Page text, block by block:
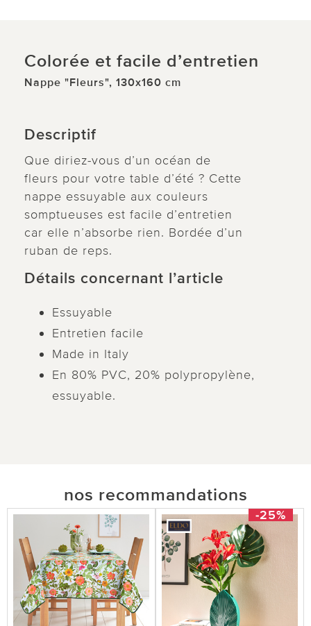
Colorée et facile d’entretien
Nappe "Fleurs", 130x160 cm
Descriptif
Que diriez-vous d’un océan de
fleurs pour votre table d’été ? Cette
nappe essuyable aux couleurs
somptueuses est facile d’entretien
car elle n’absorbe rien. Bordée d’un
ruban de reps.
Détails concernant l’article
Essuyable
Entretien facile
Made in Italy
En 80% PVC, 20% polypropylène,
essuyable.
nos recommandations
-25%